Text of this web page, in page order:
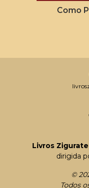
Como
Livros Zigurate
dirigida
©
Todos